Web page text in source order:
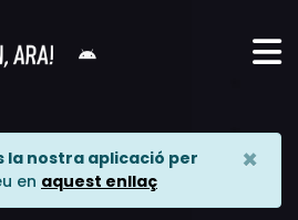
la nostra aplicació per
en aquest enllaç
×